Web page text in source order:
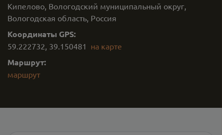
Кипелово, Вологодский муниципальный округ,
Вологодская область, Россия
Координаты GPS:
59.222732, 39.150481 на карте
Маршрут:
маршрут